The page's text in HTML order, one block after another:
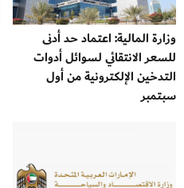
وزارة المالية: اعتماد حد أدنى
للسعر الانتقائي لسوائل أدوات
التدخين الإلكترونية من أول
سبتمبر